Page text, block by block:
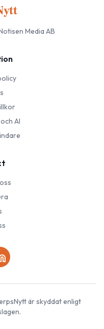
Media AB
AI
är skyddat enligt